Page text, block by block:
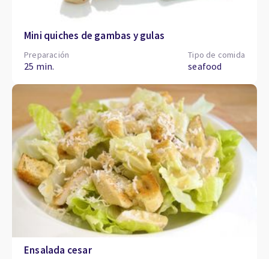
Mini quiches de gambas y gulas
Preparación
25 min.
Tipo de comida
seafood
Ensalada cesar